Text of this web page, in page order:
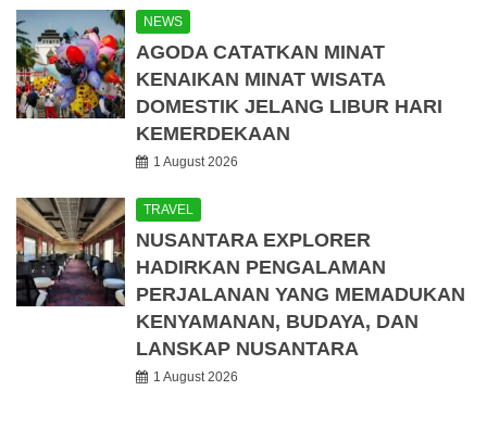
NEWS
AGODA CATATKAN MINAT
KENAIKAN MINAT WISATA
DOMESTIK JELANG LIBUR HARI
KEMERDEKAAN
1 August 2026
TRAVEL
NUSANTARA EXPLORER
HADIRKAN PENGALAMAN
PERJALANAN YANG MEMADUKAN
KENYAMANAN, BUDAYA, DAN
LANSKAP NUSANTARA
1 August 2026